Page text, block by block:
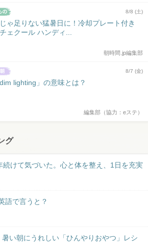
8/8 (土)
ゃ足りない猛暑日に！冷却プレート付き
チェクール ハンディ...
朝時間.jp編集部
8/7 (金)
lighting」の意味とは？
編集部（協力：eステ）
グ
続けて気づいた。心と体を整え、1日を充実
語で言うと？
い朝にうれしい「ひんやりおやつ」レシ